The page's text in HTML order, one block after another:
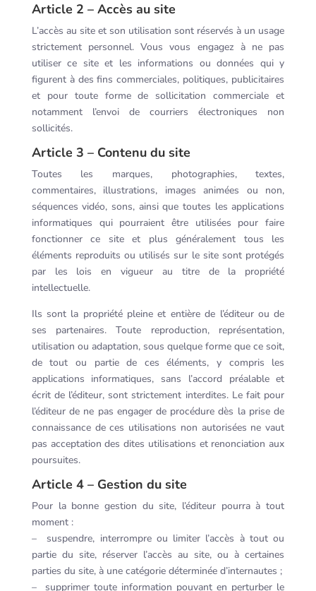
Article 2 – Accès au site
L’accès au site et son utilisation sont réservés à un usage
strictement personnel. Vous vous engagez à ne pas
utiliser ce site et les informations ou données qui y
figurent à des fins commerciales, politiques, publicitaires
et pour toute forme de sollicitation commerciale et
notamment l’envoi de courriers électroniques non
sollicités.
Article 3 – Contenu du site
Toutes les marques, photographies, textes,
commentaires, illustrations, images animées ou non,
séquences vidéo, sons, ainsi que toutes les applications
informatiques qui pourraient être utilisées pour faire
fonctionner ce site et plus généralement tous les
éléments reproduits ou utilisés sur le site sont protégés
par les lois en vigueur au titre de la propriété
intellectuelle.
Ils sont la propriété pleine et entière de l’éditeur ou de
ses partenaires. Toute reproduction, représentation,
utilisation ou adaptation, sous quelque forme que ce soit,
de tout ou partie de ces éléments, y compris les
applications informatiques, sans l’accord préalable et
écrit de l’éditeur, sont strictement interdites. Le fait pour
l’éditeur de ne pas engager de procédure dès la prise de
connaissance de ces utilisations non autorisées ne vaut
pas acceptation des dites utilisations et renonciation aux
poursuites.
Article 4 – Gestion du site
Pour la bonne gestion du site, l’éditeur pourra à tout
moment :
– suspendre, interrompre ou limiter l’accès à tout ou
partie du site, réserver l’accès au site, ou à certaines
parties du site, à une catégorie déterminée d’internautes ;
– supprimer toute information pouvant en perturber le